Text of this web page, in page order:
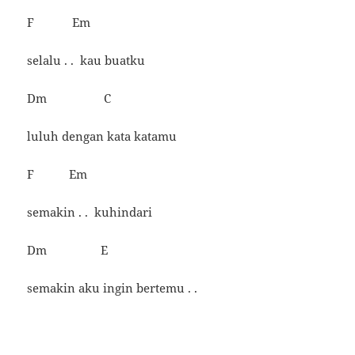
F Em
selalu . . kau buatku
Dm C
luluh dengan kata katamu
F Em
semakin . . kuhindari
Dm E
semakin aku ingin bertemu . .